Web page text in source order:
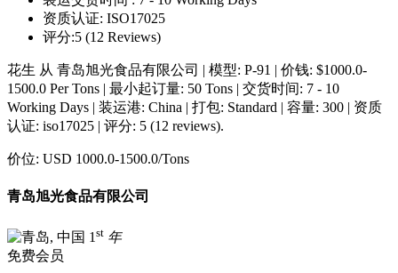
资质认证: ISO17025
评分:5 (12 Reviews)
花生 从 青岛旭光食品有限公司 | 模型: P-91 | 价钱: $1000.0-
1500.0 Per Tons | 最小起订量: 50 Tons | 交货时间: 7 - 10
Working Days | 装运港: China | 打包: Standard | 容量: 300 | 资质
认证: iso17025 | 评分: 5 (12 reviews).
价位: USD 1000.0-1500.0/Tons
青岛旭光食品有限公司
1 st 年
免费会员